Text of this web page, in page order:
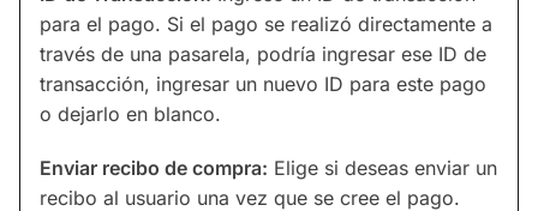
para el pago. Si el pago se realizó directamente a
través de una pasarela, podría ingresar ese ID de
transacción, ingresar un nuevo ID para este pago
o dejarlo en blanco.
Enviar recibo de compra: Elige si deseas enviar un
recibo al usuario una vez que se cree el pago.